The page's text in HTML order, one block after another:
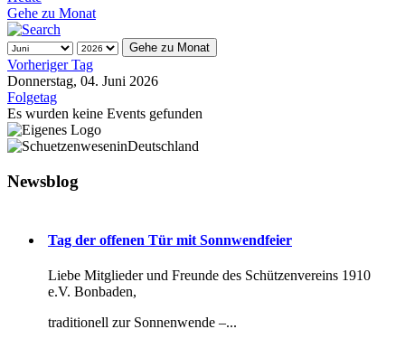
Gehe zu Monat
Gehe zu Monat
Vorheriger Tag
Donnerstag, 04. Juni 2026
Folgetag
Es wurden keine Events gefunden
Newsblog
Tag der offenen Tür mit Sonnwendfeier
Liebe Mitglieder und Freunde des Schützenvereins 1910
e.V. Bonbaden,
traditionell zur Sonnenwende –...